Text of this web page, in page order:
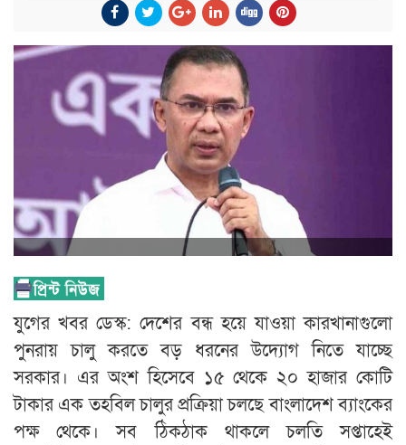
যুগের খবর ডেস্ক: দেশের বন্ধ হয়ে যাওয়া কারখানাগুলো
পুনরায় চালু করতে বড় ধরনের উদ্যোগ নিতে যাচ্ছে
সরকার। এর অংশ হিসেবে ১৫ থেকে ২০ হাজার কোটি
টাকার এক তহবিল চালুর প্রক্রিয়া চলছে বাংলাদেশ ব্যাংকের
পক্ষ থেকে। সব ঠিকঠাক থাকলে চলতি সপ্তাহেই